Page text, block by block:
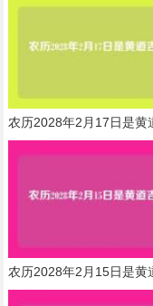
农历2028年2月17日是黄
农历2028年2月15日是黄